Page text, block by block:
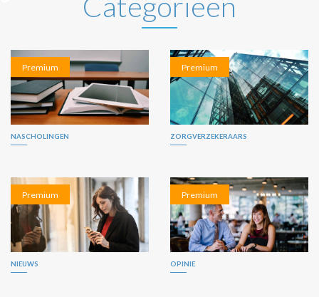
Premium
NASCHOLINGEN
Premium
ZORGVERZEKERAARS
Premium
NIEUWS
Premium
OPINIE